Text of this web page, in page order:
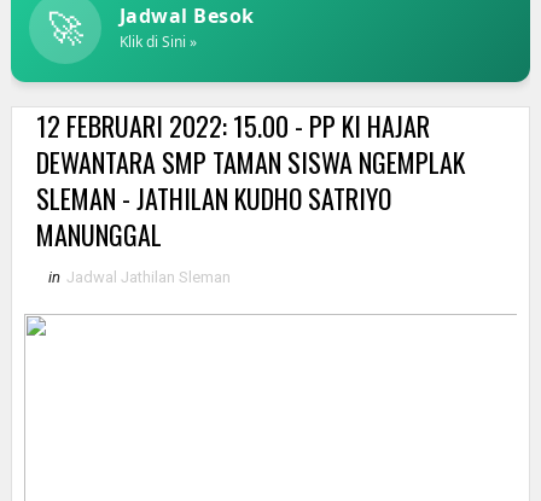
🚀 Jadwal Besok
Klik di Sini »
12 FEBRUARI 2022: 15.00 - PP KI HAJAR
DEWANTARA SMP TAMAN SISWA NGEMPLAK
SLEMAN - JATHILAN KUDHO SATRIYO
MANUNGGAL
in Jadwal Jathilan Sleman